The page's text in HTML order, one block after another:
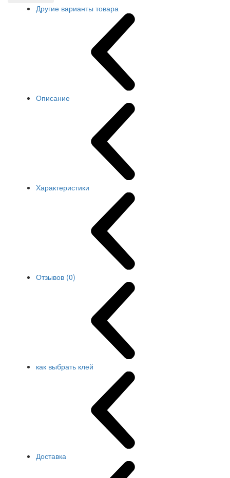
Другие варианты товара
Описание
Характеристики
Отзывов (0)
как выбрать клей
Доставка